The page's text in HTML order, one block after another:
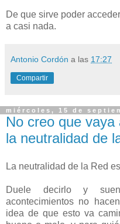
De que sirve poder
a casi nada.
Antonio Cordón a las 17:27
Compartir
miércoles, 15 de
No creo que
la neutralidad de
La neutralidad de la Red
Duele decirlo y
acontecimientos no
idea de que esto va